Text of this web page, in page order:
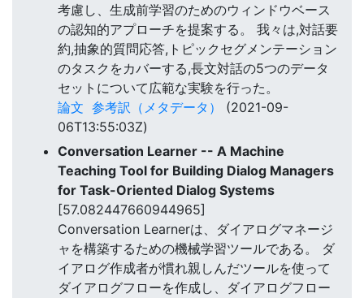
考慮し、生成前学習のためのウィンドウベース
の認知的アプローチを提案する。 我々は,対話要
約,抽象的質問応答,トピックセグメンテーション
のタスクをカバーする,長文対話の5つのデータ
セットについて広範な実験を行った。
論文 参考訳（メタデータ）
(2021-09-
06T13:55:03Z)
Conversation Learner -- A Machine
Teaching Tool for Building Dialog Managers
for Task-Oriented Dialog Systems
[57.082447660944965]
Conversation Learnerは、ダイアログマネージ
ャを構築するための機械学習ツールである。 ダ
イアログ作成者が慣れ親しんだツールを使って
ダイアログフローを作成し、ダイアログフロー